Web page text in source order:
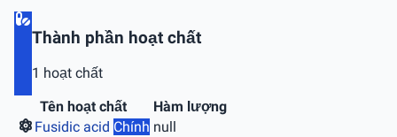
Thành phần hoạt chất
1 hoạt chất
Tên hoạt chất
Hàm lượng
Fusidic acid Chính null